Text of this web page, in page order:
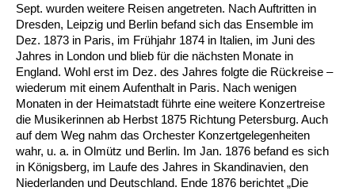
Sept. wurden weitere Reisen angetreten. Nach Auftritten in
Dresden, Leipzig und Berlin befand sich das Ensemble im
Dez. 1873 in Paris, im Frühjahr 1874 in Italien, im Juni des
Jahres in London und blieb für die nächsten Monate in
England. Wohl erst im Dez. des Jahres folgte die Rückreise –
wiederum mit einem Aufenthalt in Paris. Nach wenigen
Monaten in der Heimatstadt führte eine weitere Konzertreise
die Musikerinnen ab Herbst 1875 Richtung Petersburg. Auch
auf dem Weg nahm das Orchester Konzertgelegenheiten
wahr, u. a. in Olmütz und Berlin. Im Jan. 1876 befand es sich
in Königsberg, im Laufe des Jahres in Skandinavien, den
Niederlanden und Deutschland. Ende 1876 berichtet „Die